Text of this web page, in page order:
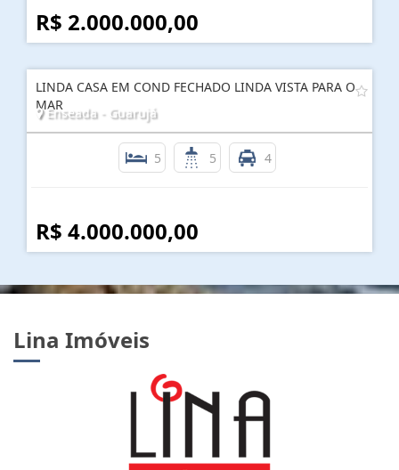
R$ 2.000.000,00
LINDA CASA EM COND FECHADO LINDA VISTA PARA O
MAR
Enseada - Guarujá
5 5 4
R$ 4.000.000,00
Lina Imóveis